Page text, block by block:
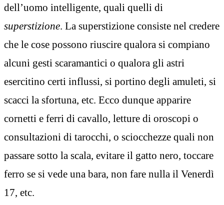
dell’uomo intelligente, quali quelli di
superstizione. La superstizione consiste nel credere
che le cose possono riuscire qualora si compiano
alcuni gesti scaramantici o qualora gli astri
esercitino certi influssi, si portino degli amuleti, si
scacci la sfortuna, etc. Ecco dunque apparire
cornetti e ferri di cavallo, letture di oroscopi o
consultazioni di tarocchi, o sciocchezze quali non
passare sotto la scala, evitare il gatto nero, toccare
ferro se si vede una bara, non fare nulla il Venerdì
17, etc.